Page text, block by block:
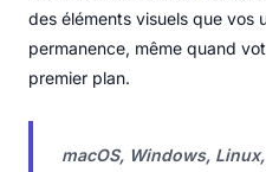
des éléments visuels que vos
permanence, même quand
premier plan.
macOS, Windows,